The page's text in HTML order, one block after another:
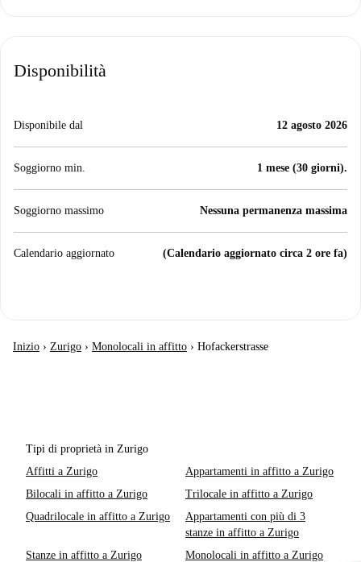
Disponibilità
Disponibile dal 12 agosto 2026
Soggiorno min. 1 mese (30 giorni).
Soggiorno massimo Nessuna permanenza massima
Calendario aggiornato (Calendario aggiornato circa 2 ore fa)
Inizio › Zurigo › Monolocali in affitto › Hofackerstrasse
Tipi di proprietà in Zurigo
Affitti a Zurigo
Appartamenti in affitto a Zurigo
Bilocali in affitto a Zurigo
Trilocale in affitto a Zurigo
Quadrilocale in affitto a Zurigo
Appartamenti con più di 3
stanze in affitto a Zurigo
Stanze in affitto a Zurigo
Monolocali in affitto a Zurigo